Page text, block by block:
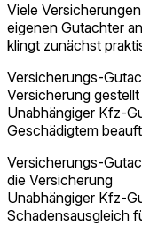
Viele
eigenen Gutachter
klingt zunächst
Versicherungs-
Versicherung gestellt
Unabhängiger Kfz-
Geschädigtem
Versicherungs-
die Versicherung
Unabhängiger Kfz-
Schadensausgleich